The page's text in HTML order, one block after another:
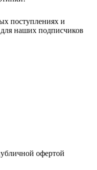
поступлениях и
наших подписчиков
офертой